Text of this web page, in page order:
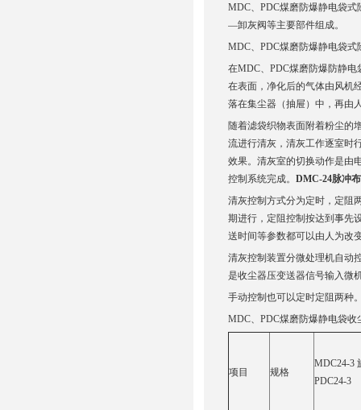
MDC、PDC煤磨防爆静电袋
—卸灰阀等主要部件组成。
MDC、PDC煤磨防爆静电袋式
在MDC、PDC煤磨防爆防静
在表面，净化后的气体由风机
落在集尘器（抽屉）中，再由
随着滤袋织物表面附着粉尘的
流进行清灰，清灰工作逐室时
效果。清灰室的切换动作是由
控制系统完成。 DMC-24脉冲
清灰控制方式分为定时，定阻
期进行，定阻控制按达到事先
送时间等参数都可以由人为改
清灰控制装置分微处理机自动
是收尘器压变送器信号输入微
手动控制也可以定时定阻两种
MDC、PDC煤磨防爆静电袋收
项目 规格
MDC24-3
PDC24-3